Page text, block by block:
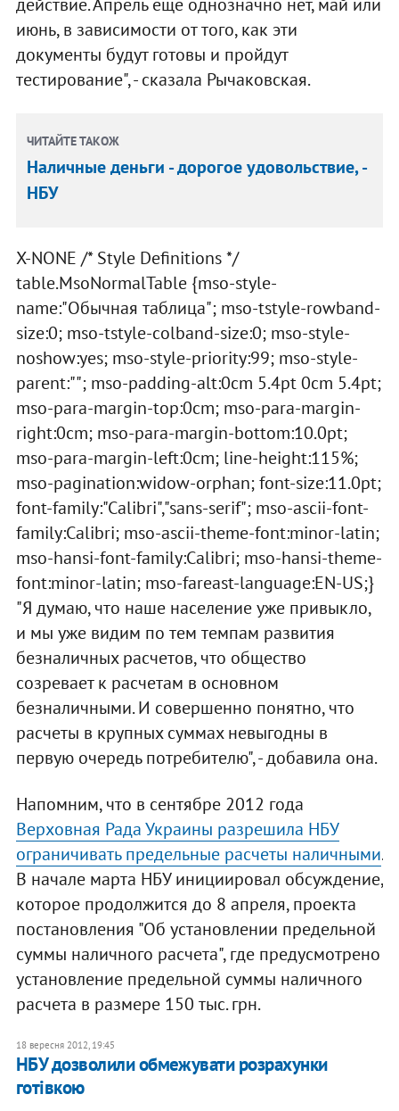
действие. Апрель еще однозначно нет, май или
июнь, в зависимости от того, как эти
документы будут готовы и пройдут
тестирование", - сказала Рычаковская.
ЧИТАЙТЕ ТАКОЖ
Наличные деньги - дорогое удовольствие, -
НБУ
X-NONE /* Style Definitions */
table.MsoNormalTable {mso-style-
name:"Обычная таблица"; mso-tstyle-rowband-
size:0; mso-tstyle-colband-size:0; mso-style-
noshow:yes; mso-style-priority:99; mso-style-
parent:""; mso-padding-alt:0cm 5.4pt 0cm 5.4pt;
mso-para-margin-top:0cm; mso-para-margin-
right:0cm; mso-para-margin-bottom:10.0pt;
mso-para-margin-left:0cm; line-height:115%;
mso-pagination:widow-orphan; font-size:11.0pt;
font-family:"Calibri","sans-serif"; mso-ascii-font-
family:Calibri; mso-ascii-theme-font:minor-latin;
mso-hansi-font-family:Calibri; mso-hansi-theme-
font:minor-latin; mso-fareast-language:EN-US;}
"Я думаю, что наше население уже привыкло,
и мы уже видим по тем темпам развития
безналичных расчетов, что общество
созревает к расчетам в основном
безналичными. И совершенно понятно, что
расчеты в крупных суммах невыгодны в
первую очередь потребителю", - добавила она.
Напомним, что в сентябре 2012 года
Верховная Рада Украины разрешила НБУ
ограничивать предельные расчеты наличными.
В начале марта НБУ инициировал обсуждение,
которое продолжится до 8 апреля, проекта
постановления "Об установлении предельной
суммы наличного расчета", где предусмотрено
установление предельной суммы наличного
расчета в размере 150 тыс. грн.
18 вересня 2012, 19:45
НБУ дозволили обмежувати розрахунки
готівкою